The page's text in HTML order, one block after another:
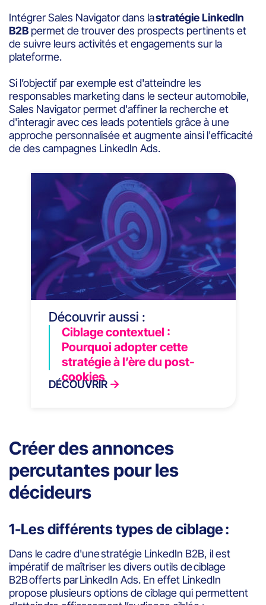
Intégrer Sales Navigator dans lastratégie LinkedIn
B2B permet de trouver des prospects pertinents et
de suivre leurs activités et engagements sur la
plateforme.
Si l’objectif par exemple est d'atteindre les
responsables marketing dans le secteur automobile,
Sales Navigator permet d'affiner la recherche et
d'interagir avec ces leads potentiels grâce à une
approche personnalisée et augmente ainsi l'efficacité
de des campagnes LinkedIn Ads.
Découvrir aussi :
Ciblage contextuel :
Pourquoi adopter cette
stratégie à l’ère du post-
cookies
DÉCOUVRIR
Créer des annonces
percutantes pour les
décideurs
1-Les différents types de ciblage :
Dans le cadre d'une stratégie LinkedIn B2B, il est
impératif de maîtriser les divers outils de ciblage
B2B offerts par LinkedIn Ads. En effet LinkedIn
propose plusieurs options de ciblage qui permettent